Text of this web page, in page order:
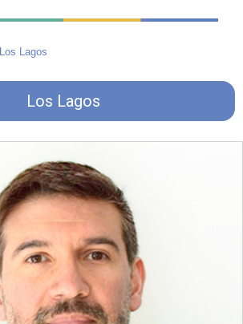
Los Lagos
Los Lagos